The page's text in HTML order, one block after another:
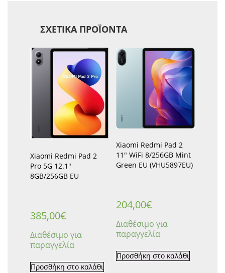
ΣΧΕΤΙΚΆ ΠΡΟΪΌΝΤΑ
Xiaomi Redmi Pad 2
Pro 5G 12.1″
8GB/256GB EU
385,00€
Διαθέσιμο για
παραγγελία
Προσθήκη στο καλάθι
Xiaomi Redmi Pad 2
11″ WiFi 8/256GB Mint
Green EU (VHU5897EU)
204,00€
Διαθέσιμο για
παραγγελία
Προσθήκη στο καλάθι